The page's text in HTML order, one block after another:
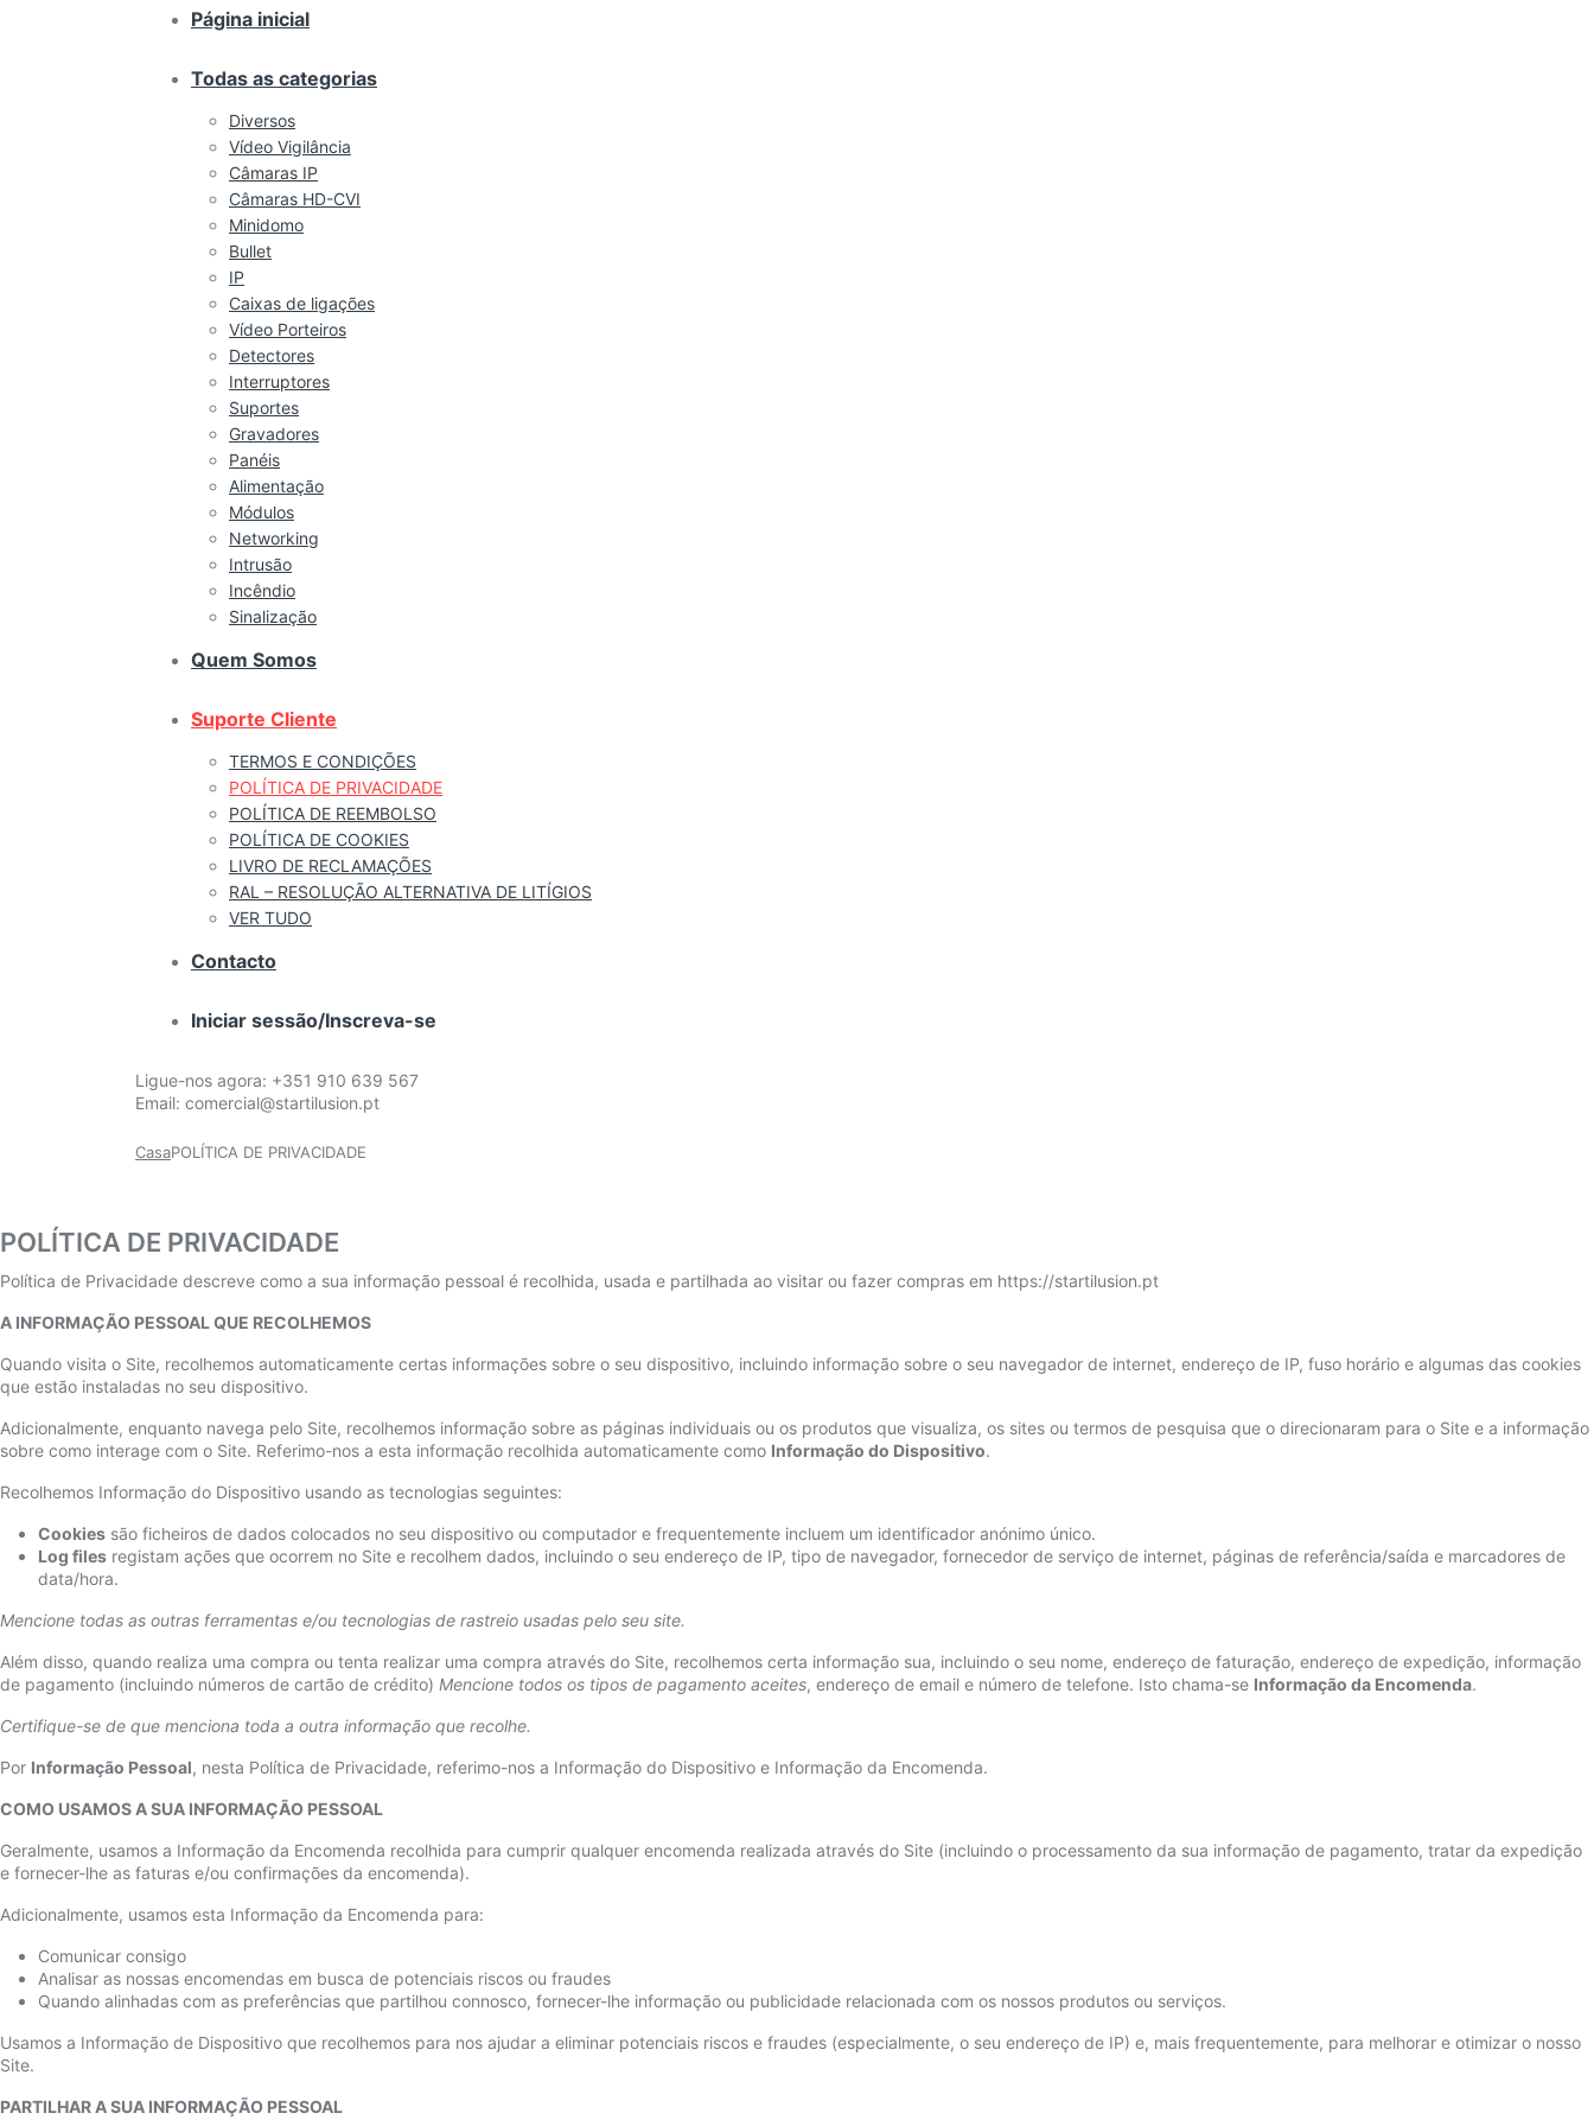
Página inicial
Todas as categorias
Diversos
Vídeo Vigilância
Câmaras IP
Câmaras HD-CVI
Minidomo
Bullet
IP
Caixas de ligações
Vídeo Porteiros
Detectores
Interruptores
Suportes
Gravadores
Panéis
Alimentação
Módulos
Networking
Intrusão
Incêndio
Sinalização
Quem Somos
Suporte Cliente
TERMOS E CONDIÇÕES
POLÍTICA DE PRIVACIDADE
POLÍTICA DE REEMBOLSO
POLÍTICA DE COOKIES
LIVRO DE RECLAMAÇÕES
RAL – RESOLUÇÃO ALTERNATIVA DE LITÍGIOS
VER TUDO
Contacto
Iniciar sessão/Inscreva-se
Ligue-nos agora: +351 910 639 567
Email: comercial@startilusion.pt
CasaPOLÍTICA DE PRIVACIDADE
POLÍTICA DE PRIVACIDADE
Política de Privacidade descreve como a sua informação pessoal é recolhida, usada e partilhada ao visitar ou fazer compras em https://startilusion.pt
A INFORMAÇÃO PESSOAL QUE RECOLHEMOS
Quando visita o Site, recolhemos automaticamente certas informações sobre o seu dispositivo, incluindo informação sobre o seu navegador de internet, endereço de IP, fuso horário e algumas das cookies
que estão instaladas no seu dispositivo.
Adicionalmente, enquanto navega pelo Site, recolhemos informação sobre as páginas individuais ou os produtos que visualiza, os sites ou termos de pesquisa que o direcionaram para o Site e a informação
sobre como interage com o Site. Referimo-nos a esta informação recolhida automaticamente como Informação do Dispositivo.
Recolhemos Informação do Dispositivo usando as tecnologias seguintes:
Cookies são ficheiros de dados colocados no seu dispositivo ou computador e frequentemente incluem um identificador anónimo único.
Log files registam ações que ocorrem no Site e recolhem dados, incluindo o seu endereço de IP, tipo de navegador, fornecedor de serviço de internet, páginas de referência/saída e marcadores de
data/hora.
Mencione todas as outras ferramentas e/ou tecnologias de rastreio usadas pelo seu site.
Além disso, quando realiza uma compra ou tenta realizar uma compra através do Site, recolhemos certa informação sua, incluindo o seu nome, endereço de faturação, endereço de expedição, informação
de pagamento (incluindo números de cartão de crédito) Mencione todos os tipos de pagamento aceites, endereço de email e número de telefone. Isto chama-se Informação da Encomenda.
Certifique-se de que menciona toda a outra informação que recolhe.
Por Informação Pessoal, nesta Política de Privacidade, referimo-nos a Informação do Dispositivo e Informação da Encomenda.
COMO USAMOS A SUA INFORMAÇÃO PESSOAL
Geralmente, usamos a Informação da Encomenda recolhida para cumprir qualquer encomenda realizada através do Site (incluindo o processamento da sua informação de pagamento, tratar da expedição
e fornecer-lhe as faturas e/ou confirmações da encomenda).
Adicionalmente, usamos esta Informação da Encomenda para:
Comunicar consigo
Analisar as nossas encomendas em busca de potenciais riscos ou fraudes
Quando alinhadas com as preferências que partilhou connosco, fornecer-lhe informação ou publicidade relacionada com os nossos produtos ou serviços.
Usamos a Informação de Dispositivo que recolhemos para nos ajudar a eliminar potenciais riscos e fraudes (especialmente, o seu endereço de IP) e, mais frequentemente, para melhorar e otimizar o nosso
Site.
PARTILHAR A SUA INFORMAÇÃO PESSOAL